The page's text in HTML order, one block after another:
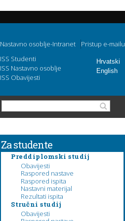
Hrvatski
English
Nastavno osoblje-Intranet
Pristup e-mailu
ISS Studenti
ISS Nastavno osoblje
ISS Obavijesti
Search form
Za studente
Preddiplomski studij
Obavijesti
Raspored nastave
Raspored ispita
Nastavni materijal
Rezultati ispita
Stručni studij
Obavijesti